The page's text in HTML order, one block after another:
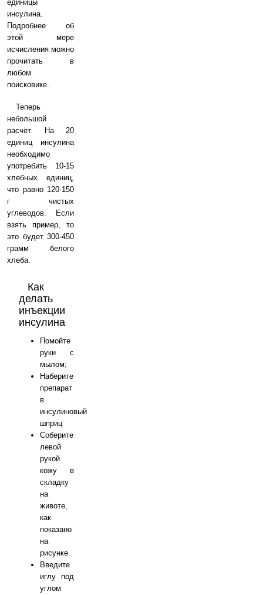
единицы
инсулина.
Подробнее об
этой мере
исчисления можно
прочитать в
любом
поисковике.
Теперь
небольшой
расчёт. На 20
единиц инсулина
необходимо
употребить 10-15
хлебных единиц,
что равно 120-150
г чистых
углеводов. Если
взять пример, то
это будет 300-450
грамм белого
хлеба.
Как
делать
инъекции
инсулина
Помойте
руки с
мылом;
Наберите
препарат
в
инсулиновый
шприц
Соберите
левой
рукой
кожу в
складку
на
животе,
как
показано
на
рисунке.
Введите
иглу под
углом